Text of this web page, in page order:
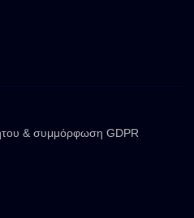
& συμμόρφωση GDPR